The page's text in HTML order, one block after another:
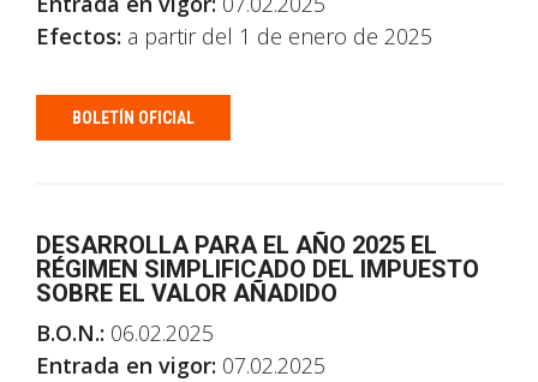
Efectos: a partir del 1 de enero de 2025
BOLETÍN OFICIAL
DESARROLLA PARA EL AÑO 2025 EL
RÉGIMEN SIMPLIFICADO DEL IMPUESTO
SOBRE EL VALOR AÑADIDO
B.O.N.: 06.02.2025
Entrada en vigor: 07.02.2025